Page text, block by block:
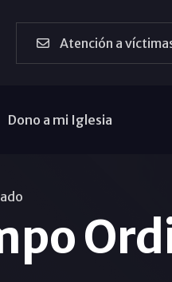
Atención a
Dono a mi Iglesia